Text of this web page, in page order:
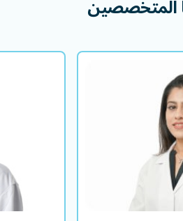
المتخصصين
درجة دكتور في الطب
أمراض جلدية
اللغة/اللغات التي يتقنها